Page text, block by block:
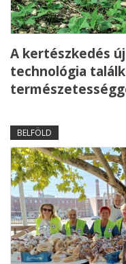
A kertészkedés
technológia
BELFÖLD